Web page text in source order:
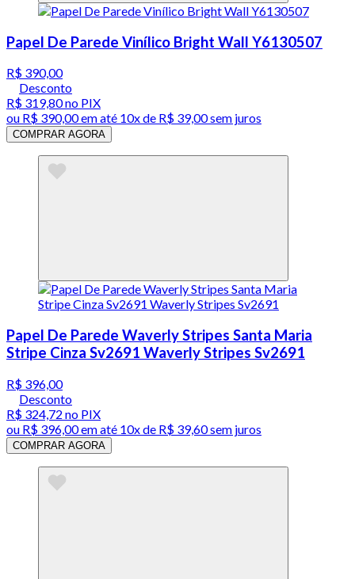
Papel De Parede Vinílico Bright Wall Y6130507
R$ 390,00
Desconto
R$ 319,80no PIX
ou R$ 390,00em até 10x de R$ 39,00 sem juros
COMPRAR AGORA
Papel De Parede Waverly Stripes Santa Maria
Stripe Cinza Sv2691 Waverly Stripes Sv2691
R$ 396,00
Desconto
R$ 324,72 no PIX
ou R$ 396,00em até 10x de R$ 39,60 sem juros
COMPRAR AGORA